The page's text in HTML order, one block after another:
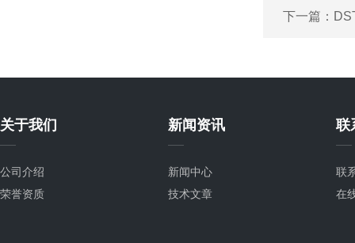
下一篇：
关于我们
公司介绍
荣誉资质
新闻资讯
新闻中心
技术文章
联
联
在